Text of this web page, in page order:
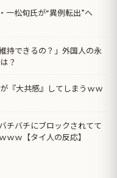
一松旬氏が“異例転出”へ
持できるの？」外国人の永
？
『大共感』してしまうｗｗ
チバチにブロックされてて
ｗ【タイ人の反応】